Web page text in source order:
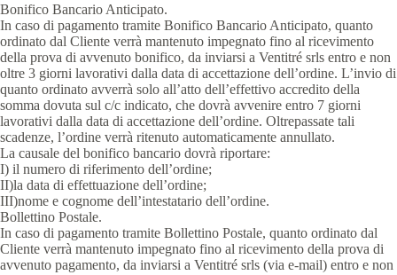
Bonifico Bancario Anticipato.
In caso di pagamento tramite Bonifico Bancario Anticipato, quanto
ordinato dal Cliente verrà mantenuto impegnato fino al ricevimento
della prova di avvenuto bonifico, da inviarsi a Ventitré srls entro e non
oltre 3 giorni lavorativi dalla data di accettazione dell’ordine. L’invio di
quanto ordinato avverrà solo all’atto dell’effettivo accredito della
somma dovuta sul c/c indicato, che dovrà avvenire entro 7 giorni
lavorativi dalla data di accettazione dell’ordine. Oltrepassate tali
scadenze, l’ordine verrà ritenuto automaticamente annullato.
La causale del bonifico bancario dovrà riportare:
I) il numero di riferimento dell’ordine;
II)la data di effettuazione dell’ordine;
III)nome e cognome dell’intestatario dell’ordine.
Bollettino Postale.
In caso di pagamento tramite Bollettino Postale, quanto ordinato dal
Cliente verrà mantenuto impegnato fino al ricevimento della prova di
avvenuto pagamento, da inviarsi a Ventitré srls (via e-mail) entro e non